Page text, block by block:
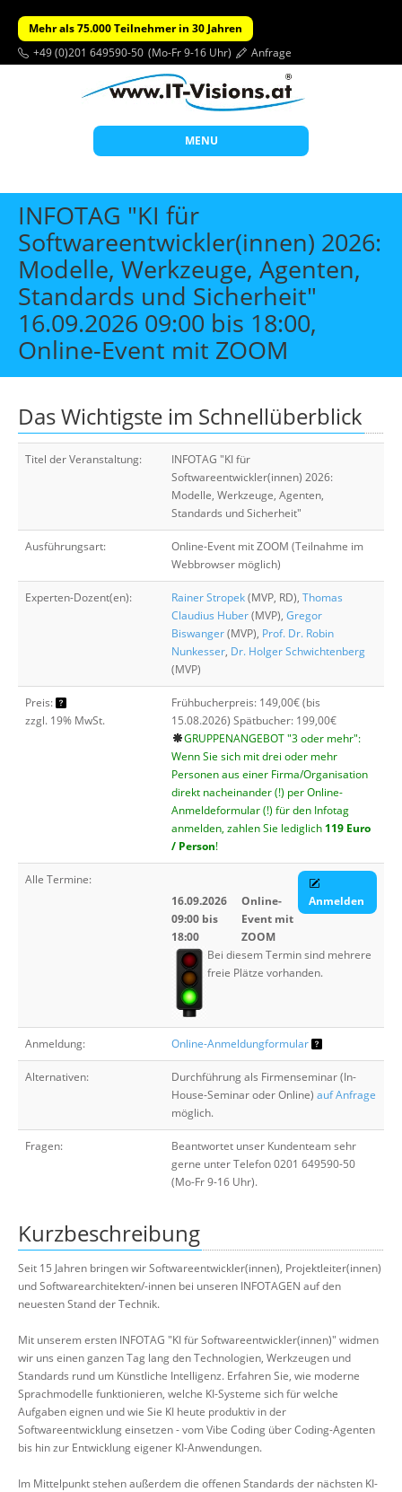
Mehr als 75.000 Teilnehmer in 30 Jahren
+49 (0)201 649590-50 (Mo-Fr 9-16 Uhr) Anfrage
MENU
Start
Themen
Beratung
Individuelle Schulungen
Offene Seminare
Wissen
Suche
INFOTAG "KI für
Softwareentwickler(innen) 2026:
Modelle, Werkzeuge, Agenten,
Standards und Sicherheit"
16.09.2026 09:00 bis 18:00,
Online-Event mit ZOOM
Das Wichtigste im Schnellüberblick
Titel der Veranstaltung:
INFOTAG "KI für
Softwareentwickler(innen) 2026:
Modelle, Werkzeuge, Agenten,
Standards und Sicherheit"
Ausführungsart:
Online-Event mit ZOOM (Teilnahme im
Webbrowser möglich)
Experten-Dozent(en): Rainer Stropek(MVP, RD), Thomas
Claudius Huber(MVP), Gregor
Biswanger(MVP), Prof. Dr. Robin
Nunkesser, Dr. Holger Schwichtenberg
(MVP)
Preis:
zzgl. 19% MwSt.
Frühbucherpreis: 149,00€ (bis
15.08.2026) Spätbucher: 199,00€
GRUPPENANGEBOT "3 oder mehr":
Wenn Sie sich mit drei oder mehr
Personen aus einer Firma/Organisation
direkt nacheinander (!) per Online-
Anmeldeformular (!) für den Infotag
anmelden, zahlen Sie lediglich 119 Euro
/ Person!
Alle Termine:
16.09.2026
09:00 bis
18:00
Online-
Event mit
ZOOM
Anmelden
Bei diesem Termin sind mehrere
freie Plätze vorhanden.
Anmeldung: Online-Anmeldungformular
Alternativen:
Durchführung als Firmenseminar (In-
House-Seminar oder Online) auf Anfrage
möglich.
Fragen:
Beantwortet unser Kundenteam sehr
gerne unter Telefon 0201 649590-50
(Mo-Fr 9-16 Uhr).
Kurzbeschreibung
Seit 15 Jahren bringen wir Softwareentwickler(innen), Projektleiter(innen)
und Softwarearchitekten/-innen bei unseren INFOTAGEN auf den
neuesten Stand der Technik.
Mit unserem ersten INFOTAG "KI für Softwareentwickler(innen)" widmen
wir uns einen ganzen Tag lang den Technologien, Werkzeugen und
Standards rund um Künstliche Intelligenz. Erfahren Sie, wie moderne
Sprachmodelle funktionieren, welche KI-Systeme sich für welche
Aufgaben eignen und wie Sie KI heute produktiv in der
Softwareentwicklung einsetzen - vom Vibe Coding über Coding-Agenten
bis hin zur Entwicklung eigener KI-Anwendungen.
Im Mittelpunkt stehen außerdem die offenen Standards der nächsten KI-